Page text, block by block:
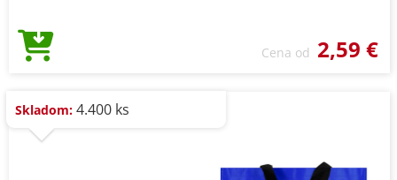
Cena od 2,59 €
Skladom: 4.400 ks